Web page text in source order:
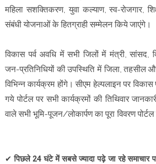
महिला सशक्तिकरण, युवा कल्याण, स्व-रोजगार,
संबंधी योजनाओं के हितग्राही सम्मेलन किये जाएंगे।
विकास पर्व अवधि में सभी जिलों में मंत्री, सांसद,
जन-प्रतिनिधियों की उपस्थिति में जिला, तहसील
विभिन्न कार्यक्रम होंगे। सीएम हेल्पलाइन पर
गये पोर्टल पर सभी कार्यक्रमों की तिथिवार
वाले सभी भूमि-पूजन/लोकार्पण का पूरा विवरण पोर्टल
✔पिछले 24 घंटे में सबसे ज्यादा पढ़े जा रहे